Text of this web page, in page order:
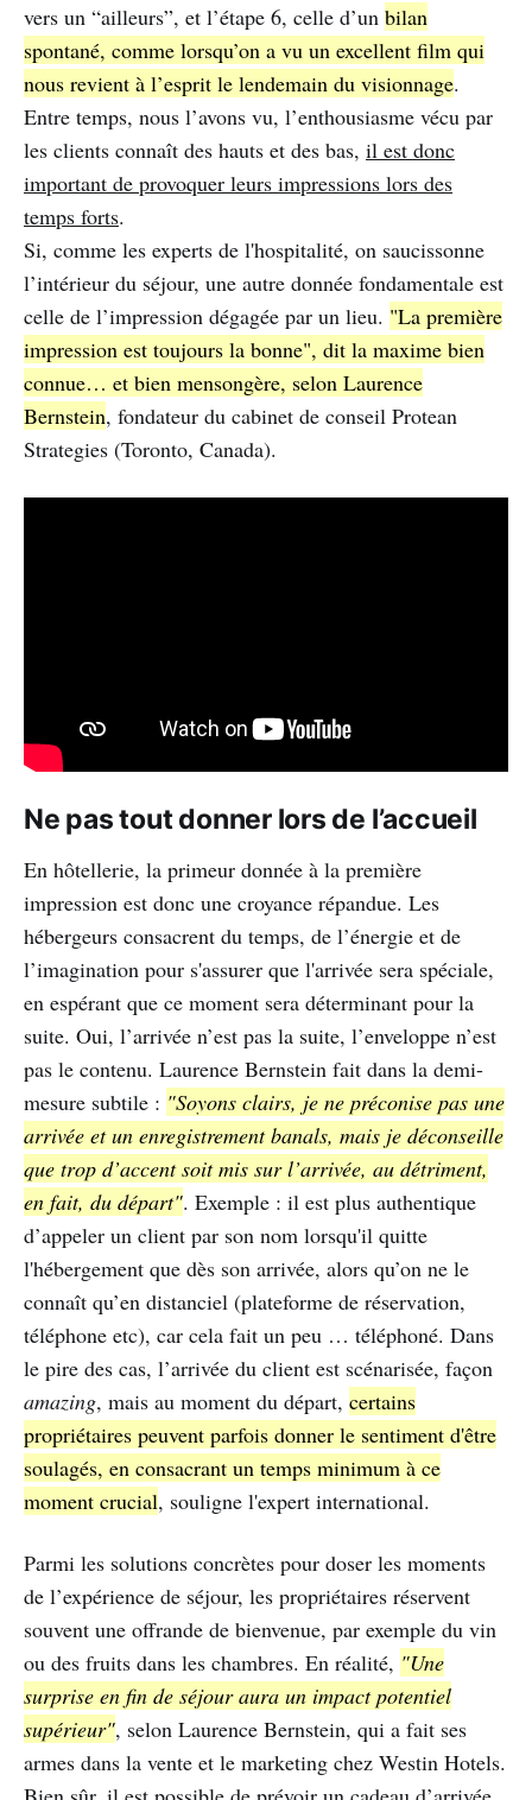
vers un “ailleurs”, et l’étape 6, celle d’un bilan
spontané, comme lorsqu’on a vu un excellent film qui
nous revient à l’esprit le lendemain du visionnage.
Entre temps, nous l’avons vu, l’enthousiasme vécu par
les clients connaît des hauts et des bas, il est donc
important de provoquer leurs impressions lors des
temps forts.
Si, comme les experts de l'hospitalité, on saucissonne
l’intérieur du séjour, une autre donnée fondamentale est
celle de l’impression dégagée par un lieu. "La première
impression est toujours la bonne", dit la maxime bien
connue… et bien mensongère, selon Laurence
Bernstein, fondateur du cabinet de conseil Protean
Strategies (Toronto, Canada).
Ne pas tout donner lors de l’accueil
En hôtellerie, la primeur donnée à la première
impression est donc une croyance répandue. Les
hébergeurs consacrent du temps, de l’énergie et de
l’imagination pour s'assurer que l'arrivée sera spéciale,
en espérant que ce moment sera déterminant pour la
suite. Oui, l’arrivée n’est pas la suite, l’enveloppe n’est
pas le contenu. Laurence Bernstein fait dans la demi-
mesure subtile : "Soyons clairs, je ne préconise pas une
arrivée et un enregistrement banals, mais je déconseille
que trop d’accent soit mis sur l’arrivée, au détriment,
en fait, du départ". Exemple : il est plus authentique
d’appeler un client par son nom lorsqu'il quitte
l'hébergement que dès son arrivée, alors qu’on ne le
connaît qu’en distanciel (plateforme de réservation,
téléphone etc), car cela fait un peu … téléphoné. Dans
le pire des cas, l’arrivée du client est scénarisée, façon
amazing, mais au moment du départ, certains
propriétaires peuvent parfois donner le sentiment d'être
soulagés, en consacrant un temps minimum à ce
moment crucial, souligne l'expert international.
Parmi les solutions concrètes pour doser les moments
de l’expérience de séjour, les propriétaires réservent
souvent une offrande de bienvenue, par exemple du vin
ou des fruits dans les chambres. En réalité, "Une
surprise en fin de séjour aura un impact potentiel
supérieur", selon Laurence Bernstein, qui a fait ses
armes dans la vente et le marketing chez Westin Hotels.